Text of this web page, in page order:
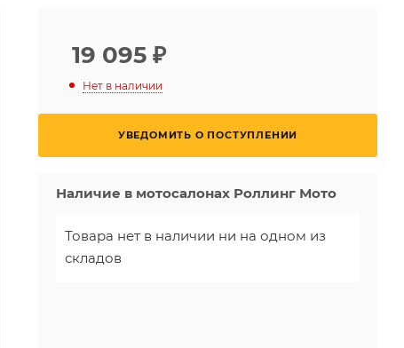
19 095 ₽
Нет в наличии
УВЕДОМИТЬ О ПОСТУПЛЕНИИ
Наличие в мотосалонах Роллинг Мото
Товара нет в наличии ни на одном из
складов